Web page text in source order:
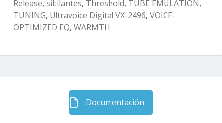
Release, sibilantes, Threshold, TUBE EMULATION,
TUNING, Ultravoice Digital VX-2496, VOICE-
OPTIMIZED EQ, WARMTH
Documentación